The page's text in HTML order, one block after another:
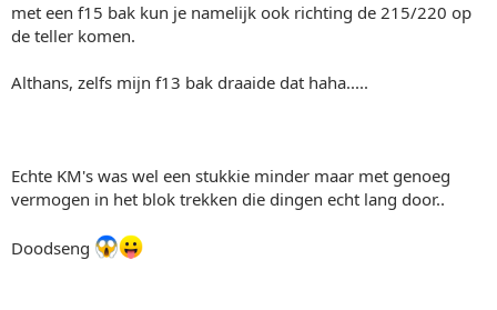
met een f15 bak kun je namelijk ook richting de 215/220 op
de teller komen.
Althans, zelfs mijn f13 bak draaide dat haha.....
Echte KM's was wel een stukkie minder maar met genoeg
vermogen in het blok trekken die dingen echt lang door..
Doodseng